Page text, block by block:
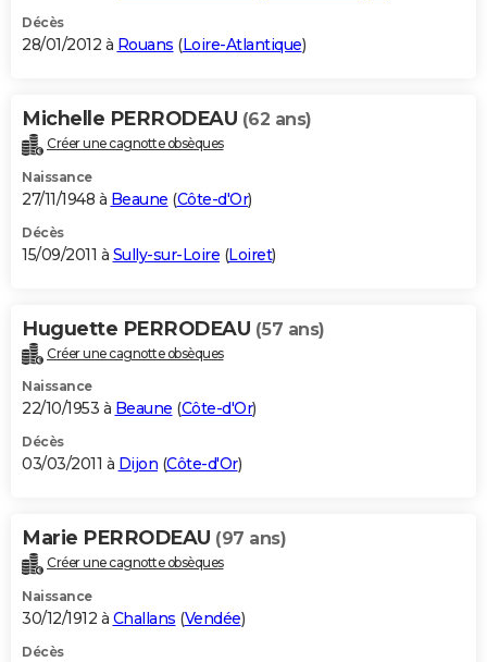
Décès
28/01/2012 à Rouans (Loire-Atlantique)
Michelle PERRODEAU (62 ans)
Créer une cagnotte obsèques
Naissance
27/11/1948 à Beaune (Côte-d'Or)
Décès
15/09/2011 à Sully-sur-Loire (Loiret)
Huguette PERRODEAU (57 ans)
Créer une cagnotte obsèques
Naissance
22/10/1953 à Beaune (Côte-d'Or)
Décès
03/03/2011 à Dijon (Côte-d'Or)
Marie PERRODEAU (97 ans)
Créer une cagnotte obsèques
Naissance
30/12/1912 à Challans (Vendée)
Décès